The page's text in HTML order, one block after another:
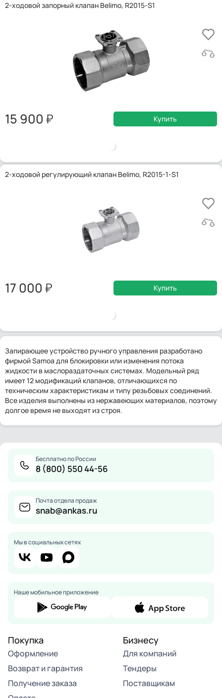
2-ходовой запорный клапан Belimo, R2015-S1
15 900 Купить
2-ходовой регулирующий клапан Belimo, R2015-1-S1
17 000 Купить
Запирающее устройство ручного управления разработано
фирмой Samoa для блокировки или изменения потока
жидкости в маслораздаточных системах. Модельный ряд
имеет 12 модификаций клапанов, отличающихся по
техническим характеристикам и типу резьбовых соединений.
Все изделия выполнены из нержавеющих материалов, поэтому
долгое время не выходят из строя.
Бесплатно по России
8 (800) 550 44-56
Почта отдела продаж
snab@ankas.ru
Мы в социальных сетях
Наше мобильное приложение
Покупка
Оформление
Возврат и гарантия
Получение заказа
Бизнесу
Для компаний
Тендеры
Поставщикам